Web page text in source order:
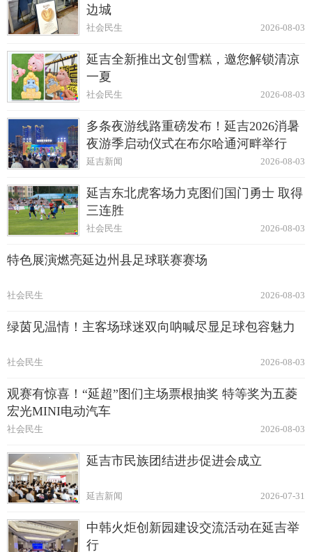
边城
2026-08-03
社会民生
延吉全新推出文创雪糕，邀您解锁清凉
一夏
2026-08-03
社会民生
多条夜游线路重磅发布！延吉2026消暑
夜游季启动仪式在布尔哈通河畔举行
2026-08-03
延吉新闻
延吉东北虎客场力克图们国门勇士 取得
三连胜
2026-08-03
社会民生
特色展演燃亮延边州县足球联赛赛场
2026-08-03
社会民生
绿茵见温情！主客场球迷双向呐喊尽显足球包容魅力
2026-08-03
社会民生
观赛有惊喜！“延超”图们主场票根抽奖 特等奖为五菱
宏光MINI电动汽车
2026-08-03
社会民生
延吉市民族团结进步促进会成立
2026-07-31
延吉新闻
中韩火炬创新园建设交流活动在延吉举
行